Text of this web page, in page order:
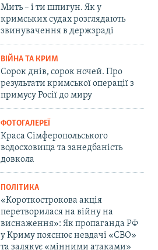
Мить – і ти шпигун. Як у
кримських судах розглядають
звинувачення в держзраді
ВІЙНА ТА КРИМ
Сорок днів, сорок ночей. Про
результати кримської операції з
примусу Росії до миру
ФОТОГАЛЕРЕЇ
Краса Сімферопольського
водосховища та занедбаність
довкола
ПОЛІТИКА
«Короткострокова акція
перетворилася на війну на
виснаження»: Як пропаганда РФ
у Криму пояснює невдачі «СВО»
та залякує «мінними атаками»